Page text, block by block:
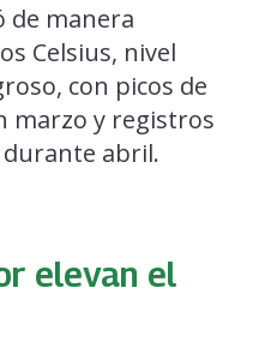
de manera
Celsius, nivel
con picos de
marzo y registros
durante abril.
elevan el